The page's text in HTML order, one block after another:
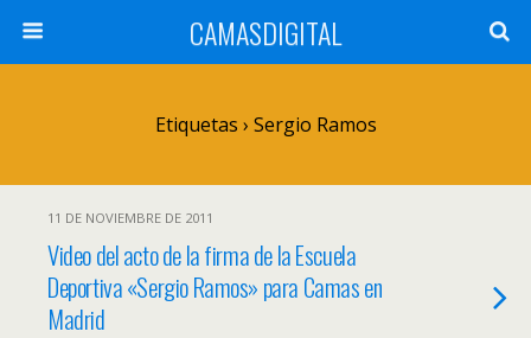
CAMASDIGITAL
Etiquetas › Sergio Ramos
11 DE NOVIEMBRE DE 2011
Video del acto de la firma de la Escuela
Deportiva «Sergio Ramos» para Camas en
Madrid